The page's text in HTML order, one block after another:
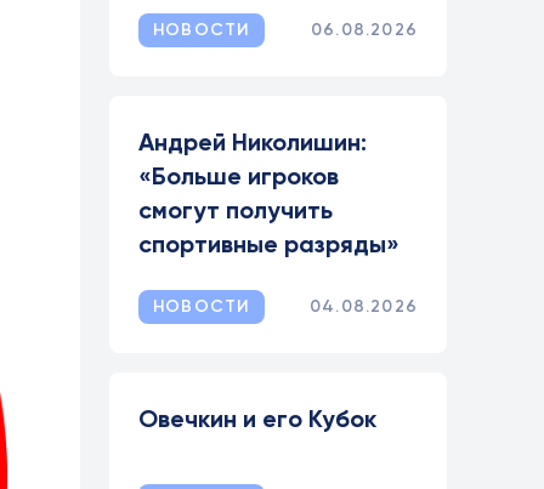
НОВОСТИ 06.08.2026
Андрей Николишин:
«Больше игроков
смогут получить
спортивные разряды»
НОВОСТИ 04.08.2026
Овечкин и его Кубок